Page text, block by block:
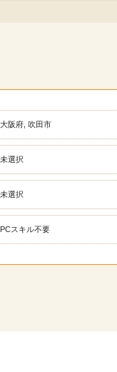
大阪府, 吹田市
未選択
未選択
PCスキル不要